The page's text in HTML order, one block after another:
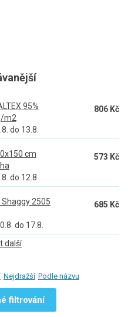
95%
m2
do 13.8.
806 Kč
cm
do 12.8.
573 Kč
Shaggy 2505
do 17.8.
685 Kč
další
Nejdražší Podle názvu
filtrování